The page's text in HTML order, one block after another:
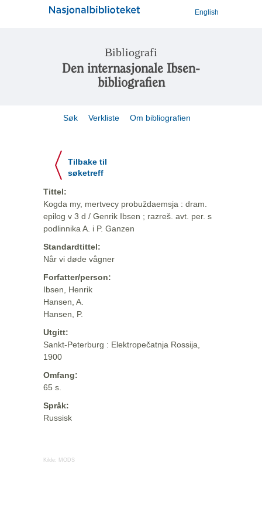
English
Bibliografi
Den internasjonale Ibsen-
bibliografien
Søk Verkliste Om bibliografien
Tilbake til
søketreff
Tittel:
Kogda my, mertvecy probuždaemsja : dram.
epilog v 3 d / Genrik Ibsen ; razreš. avt. per. s
podlinnika A. i P. Ganzen
Standardtittel:
Når vi døde vågner
Forfatter/person:
Ibsen, Henrik
Hansen, A.
Hansen, P.
Utgitt:
Sankt-Peterburg : Elektropečatnja Rossija,
1900
Omfang:
65 s.
Språk:
Russisk
Kilde: MODS